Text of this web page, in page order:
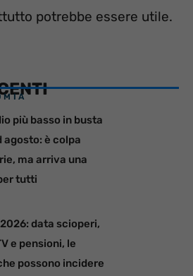
potrebbe essere utile.
più basso in busta
agosto: è colpa
ma arriva una
tutti
data scioperi,
e pensioni, le
possono incidere